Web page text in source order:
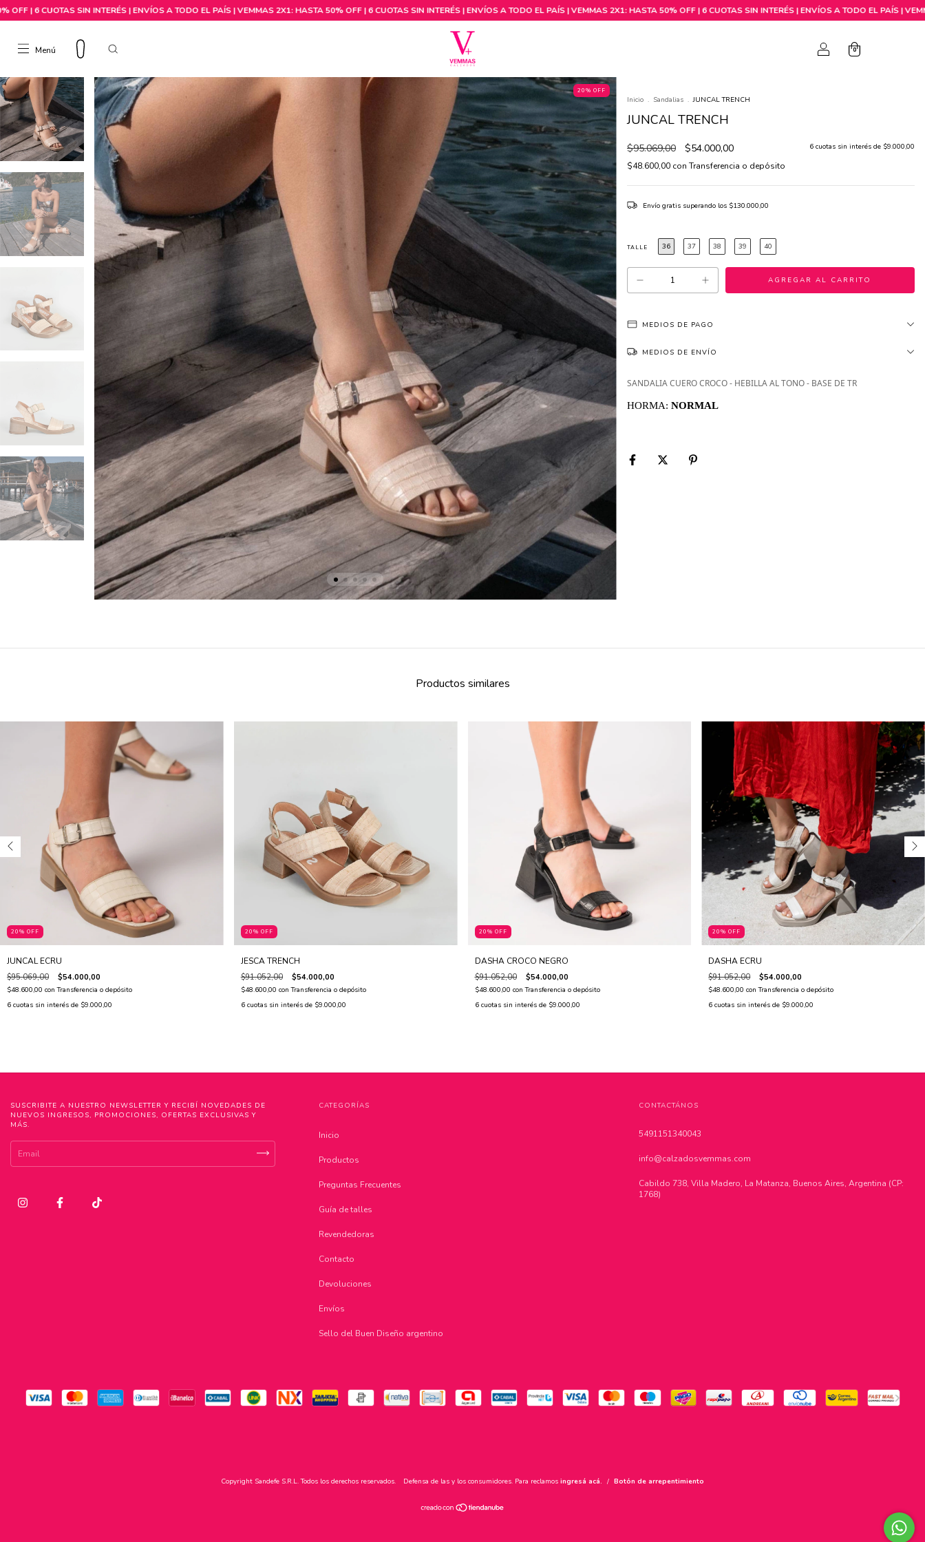
Menú Comprar por talle 0
0
20% OFF
Inicio . Sandalias . JUNCAL TRENCH
JUNCAL TRENCH
$95.069,00 $54.000,00
$48.600,00 con Transferencia o depósito
6 cuotas sin interés de $9.000,00
Envío gratis superando los $130.000,00
TALLE 36 37 38 39 40
MEDIOS DE PAGO
MEDIOS DE ENVÍO
SANDALIA CUERO CROCO - HEBILLA AL TONO - BASE DE TR
HORMA: NORMAL
Productos similares
20% OFF
JUNCAL ECRU
$95.069,00 $54.000,00
$48.600,00 con Transferencia o depósito
6 cuotas sin interés de $9.000,00
20% OFF
JESCA TRENCH
$91.052,00 $54.000,00
$48.600,00 con Transferencia o depósito
6 cuotas sin interés de $9.000,00
20% OFF
DASHA CROCO NEGRO
$91.052,00 $54.000,00
$48.600,00 con Transferencia o depósito
6 cuotas sin interés de $9.000,00
20% OFF
DASHA ECRU
$91.052,00 $54.000,00
$48.600,00con Transferencia o depósito
6 cuotas sin interés de $9.000,00
SUSCRIBITE A NUESTRO NEWSLETTER Y RECIBÍ NOVEDADES DE
NUEVOS INGRESOS, PROMOCIONES, OFERTAS EXCLUSIVAS Y
MÁS.
CATEGORÍAS
Inicio
Productos
Preguntas Frecuentes
Guía de talles
Revendedoras
Contacto
Devoluciones
Envíos
Sello del Buen Diseño argentino
CONTACTÁNOS
5491151340043
info@calzadosvemmas.com
Cabildo 738, Villa Madero, La Matanza, Buenos Aires, Argentina (CP:
1768)
Copyright Sandefe S.R.L. Todos los derechos reservados. Defensa de las y los consumidores. Para reclamos ingresá acá. / Botón de arrepentimiento